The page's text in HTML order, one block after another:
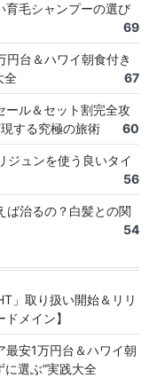
育毛シャンプーの選び
69
円台＆ハワイ朝食付き
全
67
ール＆セット割完全攻
する究極の旅術
60
ジュンを使う良いタイ
56
ば治るの？白髪との関
54
」取り扱い開始＆リリ
メイン】
最安1万円台＆ハワイ朝
選ぶ”実践大全